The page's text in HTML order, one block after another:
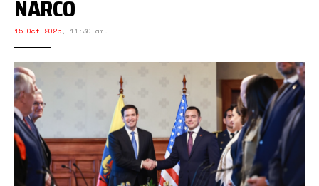
NARCO
15 Oct 2025, 11:30 am.